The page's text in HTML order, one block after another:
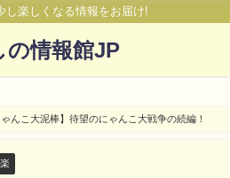
し楽しくなる情報をお届け!
の情報館JP
ゃんこ大泥棒】待望のにゃんこ大戦争の続編！